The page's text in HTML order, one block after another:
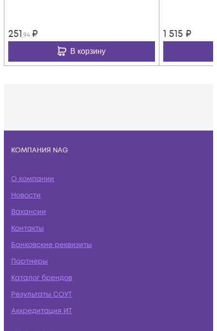
251,94 ₽
В корзину
1 515 ₽
КОМПАНИЯ NAG
О компании
Новости
Вакансии
Контакты
Банковские реквизиты
Партнеры
Каталог брендов
Результаты СОУТ
Аккредитация ИТ